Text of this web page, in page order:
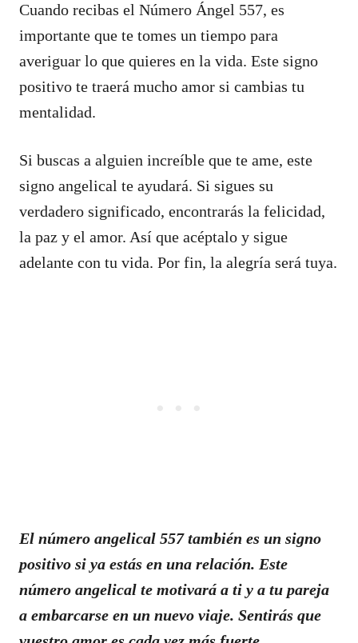
Cuando recibas el Número Ángel 557, es
importante que te tomes un tiempo para
averiguar lo que quieres en la vida. Este signo
positivo te traerá mucho amor si cambias tu
mentalidad.
Si buscas a alguien increíble que te ame, este
signo angelical te ayudará. Si sigues su
verdadero significado, encontrarás la felicidad,
la paz y el amor. Así que acéptalo y sigue
adelante con tu vida. Por fin, la alegría será tuya.
El número angelical 557 también es un signo
positivo si ya estás en una relación. Este
número angelical te motivará a ti y a tu pareja
a embarcarse en un nuevo viaje. Sentirás que